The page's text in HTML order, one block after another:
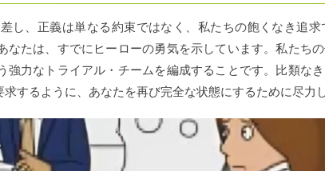
し、正義は単なる約束ではなく、私たちの飽くなき追
なたは、すでにヒーローの勇気を示しています。私たち
力なトライアル・チームを編成することです。比類な
するように、あなたを再び完全な状態にするために尽力